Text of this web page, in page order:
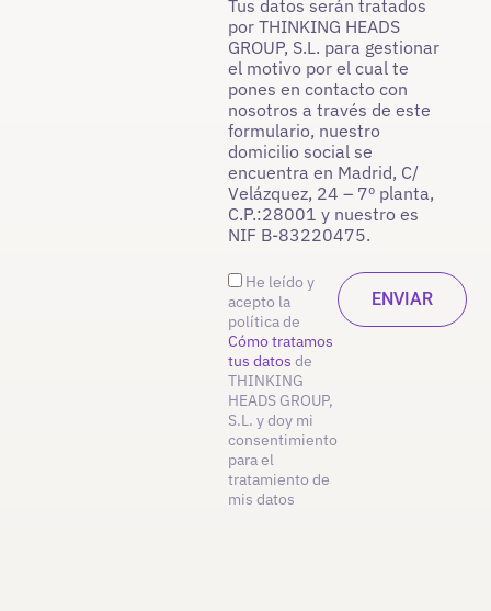
Tus datos serán tratados
por THINKING HEADS
GROUP, S.L. para gestionar
el motivo por el cual te
pones en contacto con
nosotros a través de este
formulario, nuestro
domicilio social se
encuentra en Madrid, C/
Velázquez, 24 – 7º planta,
C.P.:28001 y nuestro es
NIF B-83220475.
He leído y
acepto la
política de
Cómo tratamos
tus datos de
THINKING
HEADS GROUP,
S.L. y doy mi
consentimiento
para el
tratamiento de
mis datos